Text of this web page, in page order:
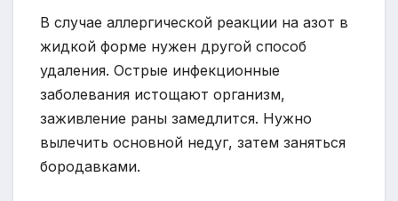
В случае аллергической реакции на азот в
жидкой форме нужен другой способ
удаления. Острые инфекционные
заболевания истощают организм,
заживление раны замедлится. Нужно
вылечить основной недуг, затем заняться
бородавками.